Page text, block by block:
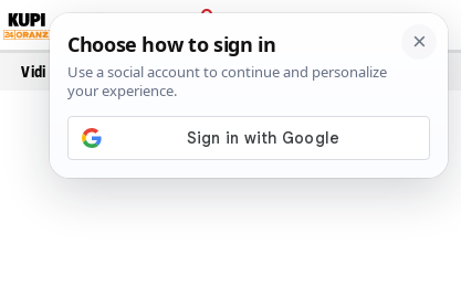
PRIJAVA
Vidi još…